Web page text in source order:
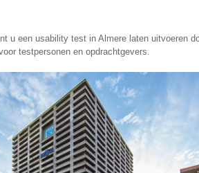
u een usability test in Almere laten uitvoeren
testpersonen en opdrachtgevers.